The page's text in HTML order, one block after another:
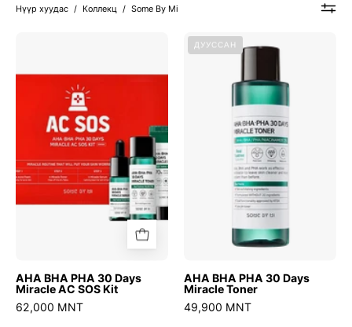
Нүүр хуудас / Коллекц / Some By Mi
PHA
Days
Miracle
AC
SOS
Kit
AHA BHA PHA 30 Days
Miracle AC SOS Kit
62,000 MNT
BHA
PHA
30
Days
Miracle
Toner
ДУУССАН
AHA BHA PHA 30 Days
Miracle Toner
49,900 MNT